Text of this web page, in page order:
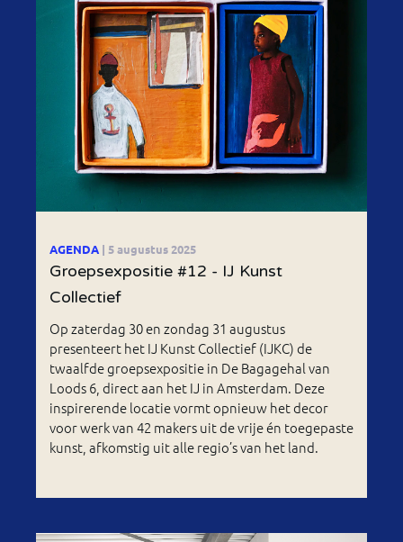
AGENDA | 5 augustus 2025
Groepsexpositie #12 - IJ Kunst
Collectief
Op zaterdag 30 en zondag 31 augustus
presenteert het IJ Kunst Collectief (IJKC) de
twaalfde groepsexpositie in De Bagagehal van
Loods 6, direct aan het IJ in Amsterdam. Deze
inspirerende locatie vormt opnieuw het decor
voor werk van 42 makers uit de vrije én toegepaste
kunst, afkomstig uit alle regio’s van het land.